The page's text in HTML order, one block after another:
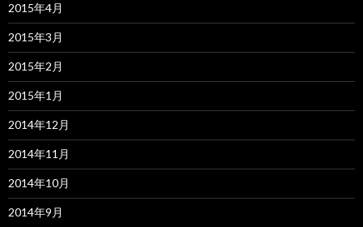
2015年4月
2015年3月
2015年2月
2015年1月
2014年12月
2014年11月
2014年10月
2014年9月